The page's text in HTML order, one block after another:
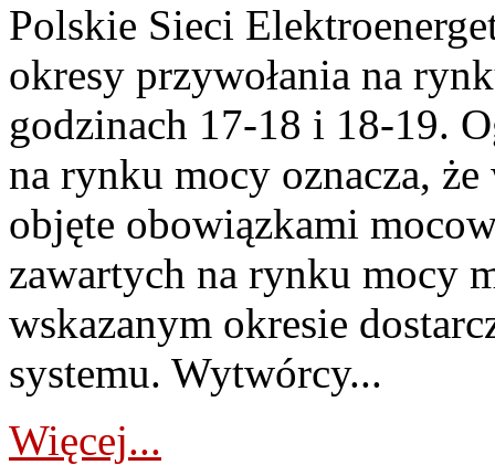
Polskie Sieci
okresy przywołania na
godzinach 17-18 i 18-19.
na rynku mocy oznacza,
objęte obowiązkami
zawartych na rynku mocy
wskazanym okresie
systemu. Wytwórcy...
Więcej...